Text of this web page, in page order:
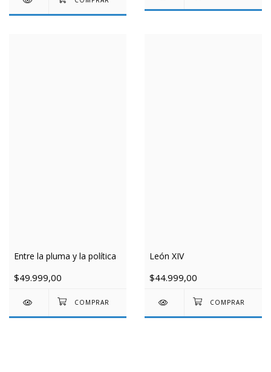
Entre la pluma y la política
$49.999,00
León XIV
$44.999,00